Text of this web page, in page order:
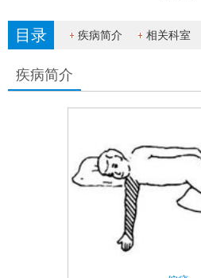
目录 疾病简介 相关科室
疾病简介